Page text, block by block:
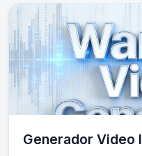
a posts anteriores con
Generador Video